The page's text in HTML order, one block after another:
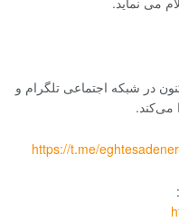
در شبکه اجتماعی تلگرام و
می‌کند.
https://t.me/